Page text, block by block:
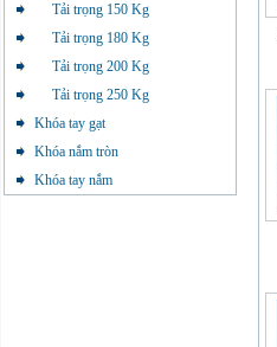
Tải trọng 150 Kg
Tải trọng 180 Kg
Tải trọng 200 Kg
Tải trọng 250 Kg
Khóa tay gạt
Khóa nắm tròn
Khóa tay nắm